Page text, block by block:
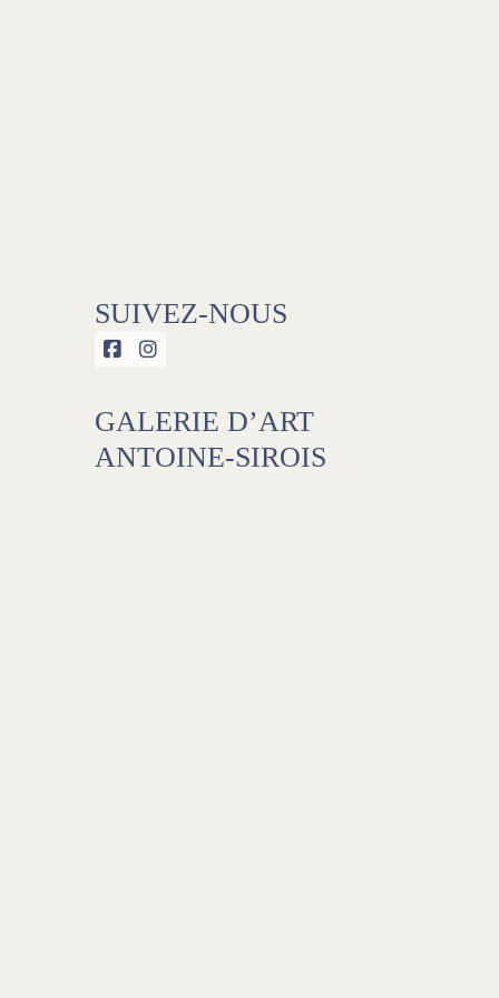
SUIVEZ-NOUS
 
GALERIE D’ART
ANTOINE-SIROIS